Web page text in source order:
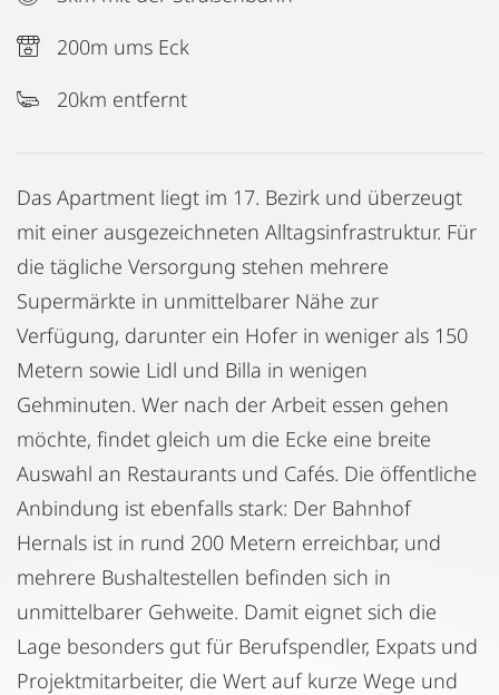
200m ums Eck
20km entfernt
Das Apartment liegt im 17. Bezirk und überzeugt
mit einer ausgezeichneten Alltagsinfrastruktur. Für
die tägliche Versorgung stehen mehrere
Supermärkte in unmittelbarer Nähe zur
Verfügung, darunter ein Hofer in weniger als 150
Metern sowie Lidl und Billa in wenigen
Gehminuten. Wer nach der Arbeit essen gehen
möchte, findet gleich um die Ecke eine breite
Auswahl an Restaurants und Cafés. Die öffentliche
Anbindung ist ebenfalls stark: Der Bahnhof
Hernals ist in rund 200 Metern erreichbar, und
mehrere Bushaltestellen befinden sich in
unmittelbarer Gehweite. Damit eignet sich die
Lage besonders gut für Berufspendler, Expats und
Projektmitarbeiter, die Wert auf kurze Wege und